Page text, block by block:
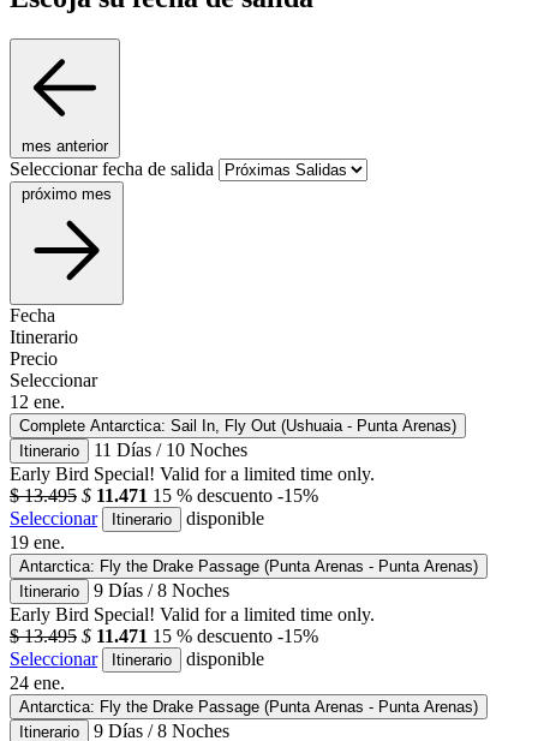
mes anterior
Seleccionar fecha de salida
próximo mes
Fecha
Itinerario
Precio
Seleccionar
12 ene.
Complete Antarctica: Sail In, Fly Out (Ushuaia - Punta Arenas)
Itinerario
11 Días / 10 Noches
Early Bird Special! Valid for a limited time only.
$ 13.495 $ 11.471 15 % descuento -15%
Seleccionar
Itinerario
disponible
19 ene.
Antarctica: Fly the Drake Passage (Punta Arenas - Punta Arenas)
Itinerario
9 Días / 8 Noches
Early Bird Special! Valid for a limited time only.
$ 13.495 $ 11.471 15 % descuento -15%
Seleccionar
Itinerario
disponible
24 ene.
Antarctica: Fly the Drake Passage (Punta Arenas - Punta Arenas)
Itinerario
9 Días / 8 Noches